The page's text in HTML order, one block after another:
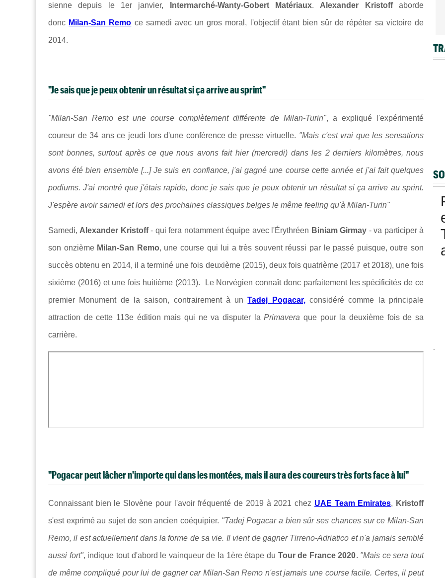
sienne depuis le 1er janvier, Intermarché-Wanty-Gobert Matériaux. Alexander Kristoffaborde
donc Milan-San Remo ce samedi avec un gros moral, l'objectif étant bien sûr de répéter sa victoire de
2014.
"Je sais que je peux obtenir un résultat si ça arrive au sprint"
"Milan-San Remo est une course complètement différente de Milan-Turin", a expliqué l'expérimenté
coureur de 34 ans ce jeudi lors d'une conférence de presse virtuelle. "Mais c'est vrai que les sensations
sont bonnes, surtout après ce que nous avons fait hier (mercredi) dans les 2 derniers kilomètres, nous
avons été bien ensemble [...] Je suis en confiance, j'ai gagné une course cette année et j'ai fait quelques
podiums. J'ai montré que j'étais rapide, donc je sais que je peux obtenir un résultat si ça arrive au sprint.
J'espère avoir samedi et lors des prochaines classiques belges le même feeling qu'à Milan-Turin"
Samedi, Alexander Kristoff- qui fera notamment équipe avec l'Érythréen Biniam Girmay - va participer à
son onzième Milan-San Remo, une course qui lui a très souvent réussi par le passé puisque, outre son
succès obtenu en 2014, il a terminé une fois deuxième (2015), deux fois quatrième (2017 et 2018), une fois
sixième (2016) et une fois huitième (2013). Le Norvégien connaît donc parfaitement les spécificités de ce
premier Monument de la saison, contrairement à unTadej Pogacar,considéré comme la principale
attraction de cette 113e édition mais qui ne va disputer laPrimavera que pour la deuxième fois de sa
carrière.
"Pogacar peut lâcher n'importe qui dans les montées, mais il aura des coureurs très forts face à lui"
Connaissant bien le Slovène pour l'avoir fréquenté de 2019 à 2021 chez UAE Team Emirates, Kristoff
s'est exprimé au sujet de son ancien coéquipier. "Tadej Pogacar a bien sûr ses chances sur ce Milan-San
Remo, il est actuellement dans la forme de sa vie. Il vient de gagner Tirreno-Adriatico et n'a jamais semblé
aussi fort", indique tout d'abord le vainqueur de la 1ère étape du Tour de France 2020. "Mais ce sera tout
de même compliqué pour lui de gagner car Milan-San Remo n'est jamais une course facile. Certes, il peut
-